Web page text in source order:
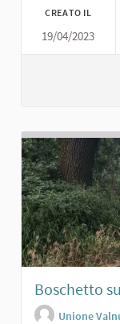
CREATO IL
19/04/2023
Boschetto
Unione